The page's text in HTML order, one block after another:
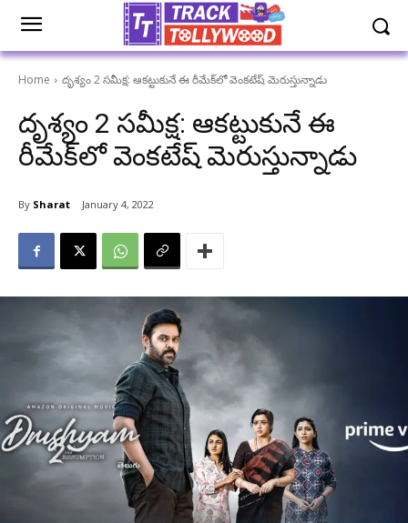
Home దృశ్యం 2 సమీక్ష: ఆకట్టుకునే ఈ రీమేక్‌లో వెంకటేష్ మెరుస్తున్నాడు
దృశ్యం 2 సమీక్ష: ఆకట్టుకునే ఈ
రీమేక్‌లో వెంకటేష్ మెరుస్తున్నాడు
By Sharat January 4, 2022